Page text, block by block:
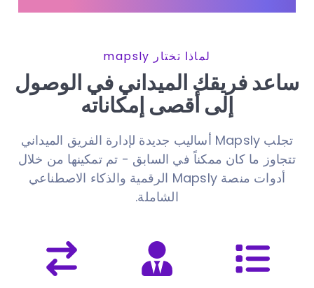
لماذا تختار mapsly
ساعد فريقك الميداني في الوصول
إلى أقصى إمكاناته
تجلب Mapsly أساليب جديدة لإدارة الفريق الميداني
تتجاوز ما كان ممكناً في السابق - تم تمكينها من خلال
أدوات منصة Mapsly الرقمية والذكاء الاصطناعي
الشاملة.